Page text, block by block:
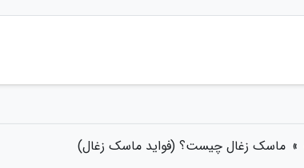
» ماسک زغال چیست؟ (فواید ماسک زغال)